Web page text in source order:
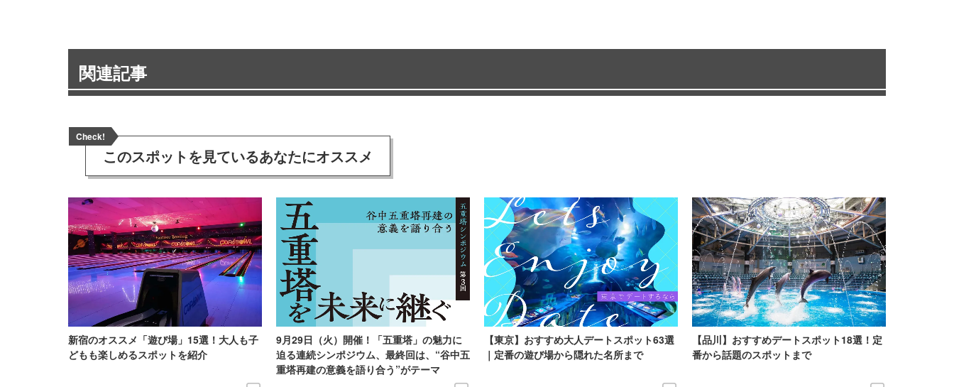
関連記事
Check!
このスポットを見ているあなたにオススメ
新宿のオススメ「遊び場」15選！大人も子
どもも楽しめるスポットを紹介
9月29日（火）開催！「五重塔」の魅力に
迫る連続シンポジウム、最終回は、“谷中五
重塔再建の意義を語り合う”がテーマ
【東京】おすすめ大人デートスポット63選
｜定番の遊び場から隠れた名所まで
【品川】おすすめデートスポット18選！定
番から話題のスポットまで